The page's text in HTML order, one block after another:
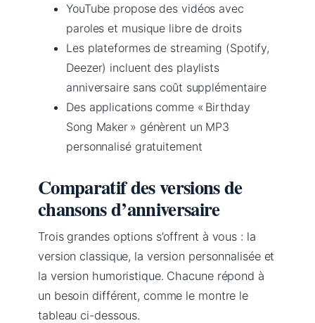
YouTube propose des vidéos avec
paroles et musique libre de droits
Les plateformes de streaming (Spotify,
Deezer) incluent des playlists
anniversaire sans coût supplémentaire
Des applications comme « Birthday
Song Maker » génèrent un MP3
personnalisé gratuitement
Comparatif des versions de
chansons d’anniversaire
Trois grandes options s’offrent à vous : la
version classique, la version personnalisée et
la version humoristique. Chacune répond à
un besoin différent, comme le montre le
tableau ci-dessous.